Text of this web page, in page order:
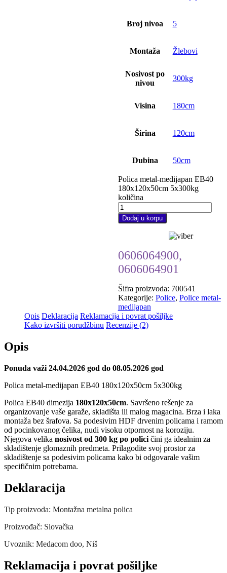
Broj nivoa 5
Montaža Žlebovi
Nosivost po
nivou
300kg
Visina 180cm
Širina 120cm
Dubina 50cm
Polica metal-medijapan EB40
180x120x50cm 5x300kg
količina
Dodaj u korpu
0606064900,
0606064901
Šifra proizvoda: 700541
Kategorije: Police, Police metal-
medijapan
Opis Deklaracija Reklamacija i povrat pošiljke
Kako izvršiti porudžbinu Recenzije (2)
Opis
Ponuda važi 24.04.2026 god do 08.05.2026 god
Polica metal-medijapan EB40 180x120x50cm 5x300kg
Polica EB40 dimezija 180x120x50cm. Savršeno rešenje za
organizovanje vaše garaže, skladišta ili malog magacina. Brza i laka
montaža bez šrafova. Sa podesivim HDF drvenim policama i ramom
od pocinkovanog čelika, nudi visoku otpornost na koroziju.
Njegova velika nosivost od 300 kg po polici čini ga idealnim za
skladištenje glomaznih predmeta. Prilagodite svoj prostor za
skladištenje sa podesivim policama kako bi odgovarale vašim
specifičnim potrebama.
Deklaracija
Tip proizvoda: Montažna metalna polica
Proizvođač: Slovačka
Uvoznik: Medacom doo, Niš
Reklamacija i povrat pošiljke